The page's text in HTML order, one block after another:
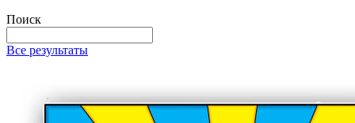
Поиск
Все результаты